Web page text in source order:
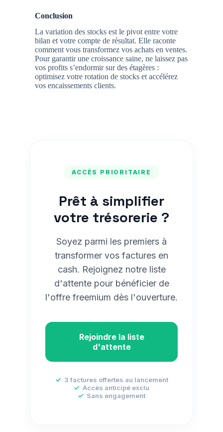
Conclusion
La variation des stocks est le pivot entre votre
bilan et votre compte de résultat. Elle raconte
comment vous transformez vos achats en ventes.
Pour garantir une croissance saine, ne laissez pas
vos profits s’endormir sur des étagères :
optimisez votre rotation de stocks et accélérez
vos encaissements clients.
ACCÈS PRIORITAIRE
Prêt à simplifier
votre trésorerie ?
Soyez parmi les premiers à
transformer vos factures en
cash. Rejoignez notre liste
d'attente pour bénéficier de
l'offre freemium dès l'ouverture.
Rejoindre la liste
d'attente
✓ 3 factures offertes au lancement
✓ Accès anticipé exclu
✓ Sans engagement